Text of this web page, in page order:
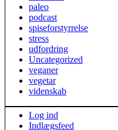
paleo
podcast
spiseforstyrrelse
stress
udfordring
Uncategorized
veganer
vegetar
videnskab
Log ind
Indlægsfeed